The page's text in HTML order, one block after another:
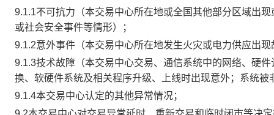
9.1.1不可抗力（本交易中心所在地或全国其他部分区域出
或社会安全事件等情形）；
9.1.2意外事件（本交易中心所在地发生火灾或电力供应出
9.1.3技术故障（本交易中心交易、通信系统中的网络、硬
换、软硬件系统及相关程序升级、上线时出现意外；系统
9.1.4本交易中心认定的其他异常情况；